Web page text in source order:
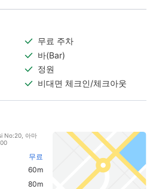
무료 주차
바(Bar)
정원
비대면 체크인/체크아웃
No:20, 아마
무료
60m
80m